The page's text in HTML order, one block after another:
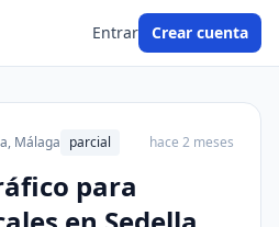
Entrar Crear cuenta
Málaga parcial hace 2 meses
para